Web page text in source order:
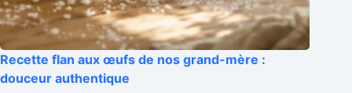
Recette flan aux œufs de nos grand-mère :
douceur authentique